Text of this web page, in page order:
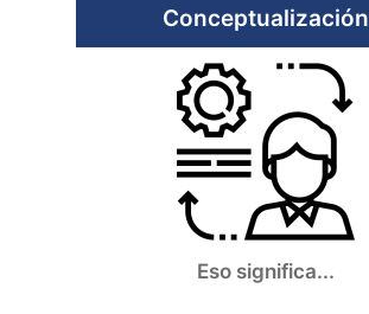
Conceptualización
Eso significa...